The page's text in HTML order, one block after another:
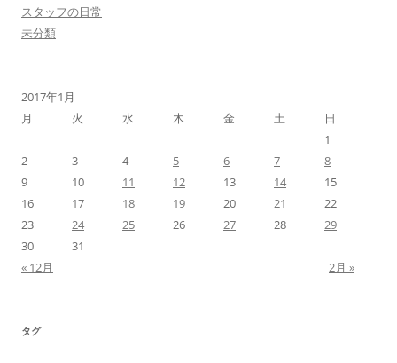
スタッフの日常
未分類
2017年1月
月
火 水 木 金 土
日
1
2
3 4 5 6 7
8
9
10 11 12 13 14
15
16
17 18 19 20 21
22
23
24 25 26 27 28
29
30
31
« 12月
2月 »
タグ